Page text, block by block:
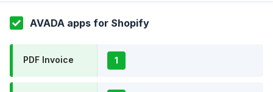
AVADA apps for Shopify
PDF Invoice 1